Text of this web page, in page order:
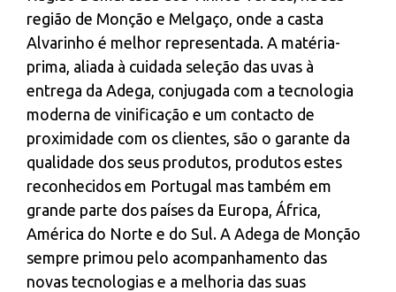
região de Monção e Melgaço, onde a casta
Alvarinho é melhor representada. A matéria-
prima, aliada à cuidada seleção das uvas à
entrega da Adega, conjugada com a tecnologia
moderna de vinificação e um contacto de
proximidade com os clientes, são o garante da
qualidade dos seus produtos, produtos estes
reconhecidos em Portugal mas também em
grande parte dos países da Europa, África,
América do Norte e do Sul. A Adega de Monção
sempre primou pelo acompanhamento das
novas tecnologias e a melhoria das suas